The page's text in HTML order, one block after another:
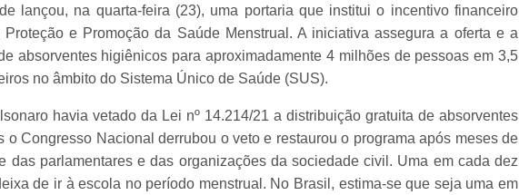
lançou, na quarta-feira (23), uma portaria que institui o incentivo financeiro
e Promoção da Saúde Menstrual. A iniciativa assegura a oferta e a
absorventes higiênicos para aproximadamente 4 milhões de pessoas em 3,5
no âmbito do Sistema Único de Saúde (SUS).
havia vetado da Lei nº 14.214/21 a distribuição gratuita de absorventes
o Congresso Nacional derrubou o veto e restaurou o programa após meses de
das parlamentares e das organizações da sociedade civil. Uma em cada dez
de ir à escola no período menstrual. No Brasil, estima-se que seja uma em